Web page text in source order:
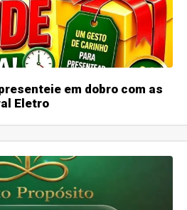
em dobro com as
Eletro